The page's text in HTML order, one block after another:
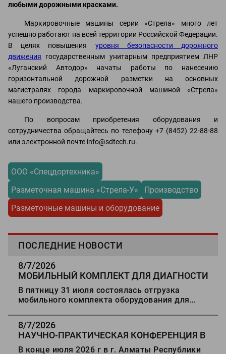
любыми дорожными красками.
Маркировочные машины серии «Стрела» много лет
успешно работают на всей территории Российской Федерации.
В целях повышения уровня безопасности дорожного
движения государственным унитарным предприятием ЛНР
«Луганский Автодор» начаты работы по нанесению
горизонтальной дорожной разметки на основных
магистралях города маркировочной машиной «Стрела»
нашего производства.
По вопросам приобретения оборудования и
сотрудничества обращайтесь по телефону +7 (8452) 22-88-88
или электронной почте info@sdtech.ru.
ПОСЛЕДНИЕ НОВОСТИ
8/7/2026
МОБИЛЬНЫЙ КОМПЛЕКТ ДЛЯ ДИАГНОСТИ
ДОРОГ В СТАВРОПОЛЬ
В пятницу 31 июля состоялась отгрузка
мобильного комплекта оборудования для
Ставрополь.
8/7/2026
НАУЧНО-ПРАКТИЧЕСКАЯ КОНФЕРЕНЦИЯ В
АЛМАТЫ
В конце июля 2026 г в г. Алматы Республики
ООО «Спецдортехника»
Разметочная машина «Стрела-У»
Производство
Разметочные машины и оборудование